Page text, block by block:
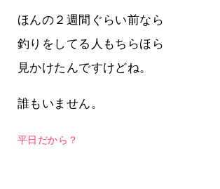
ほんの２週間ぐらい前なら
釣りをしてる人もちらほら
見かけたんですけどね。
誰もいません。
平日だから？